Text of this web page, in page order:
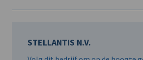
STELLANTIS N.V.